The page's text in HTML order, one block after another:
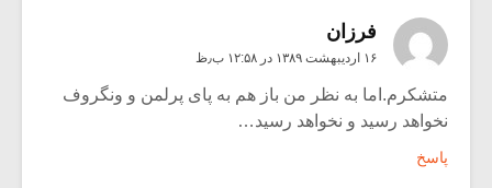
فرزان
۱۶ اردیبهشت ۱۳۸۹ در ۱۲:۵۸ ب٫ظ
متشکرم.اما به نظر من باز هم به پای پرلمن و ونگروف
نخواهد رسید و نخواهد رسید…
پاسخ